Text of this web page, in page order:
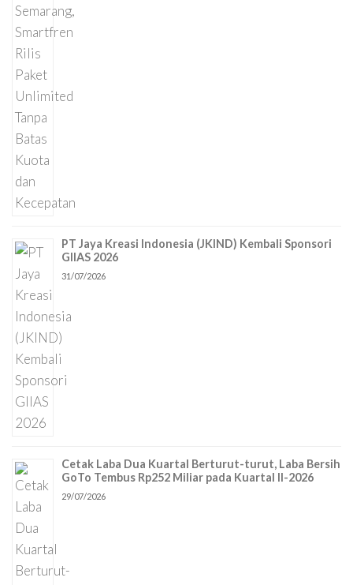
PT Jaya Kreasi Indonesia (JKIND) Kembali Sponsori
GIIAS 2026
31/07/2026
Cetak Laba Dua Kuartal Berturut-turut, Laba Bersih
GoTo Tembus Rp252 Miliar pada Kuartal II-2026
29/07/2026